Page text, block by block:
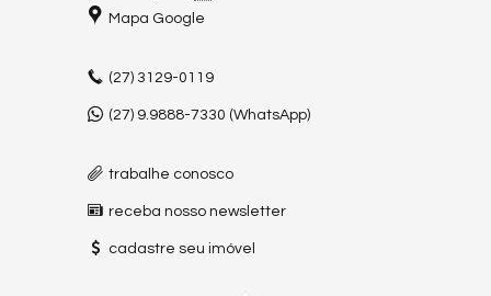
Mapa Google
(27) 3129-0119
(27) 9.9888-7330 (WhatsApp)
trabalhe conosco
receba nosso newsletter
cadastre seu imóvel